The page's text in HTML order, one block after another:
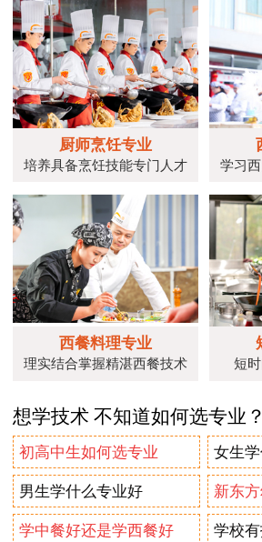
厨师烹饪专业
培养具备烹饪技能专门人才 学习
西餐料理专业
理实结合掌握精湛西餐技术 短
想学技术 不知道如何选专业？
初高中生如何选专业 女生
男生学什么专业好 新东
学中餐好还是学西餐好 学校